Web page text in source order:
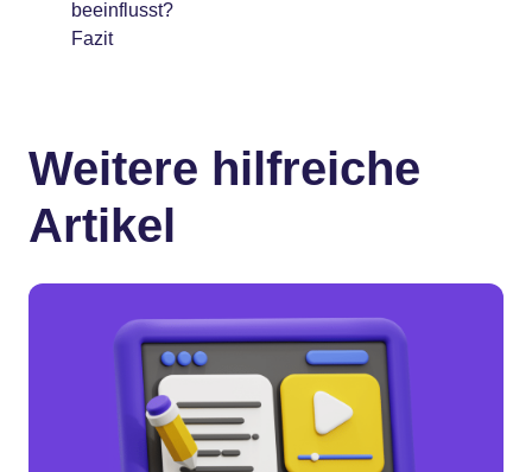
beeinflusst?
Fazit
Weitere hilfreiche
Artikel